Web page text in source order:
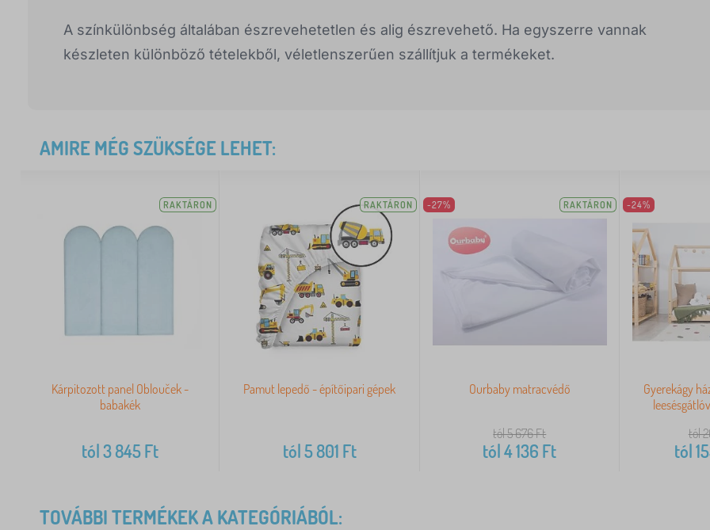
A színkülönbség általában észrevehetetlen és alig észrevehető. Ha egyszerre vannak
készleten különböző tételekből, véletlenszerűen szállítjuk a termékeket.
AMIRE MÉG SZÜKSÉGE LEHET:
RAKTÁRON
Kárpitozott panel Oblouček -
babakék
tól3 845Ft
RAKTÁRON
Pamut lepedő - építőipari gépek
tól5 801 Ft
-27% RAKTÁRON
Ourbaby matracvédő
tól 5 676Ft
tól4 136 Ft
-24%
Gyerekágy
tól
tól
TOVÁBBI TERMÉKEK A KATEGÓRIÁBÓL: